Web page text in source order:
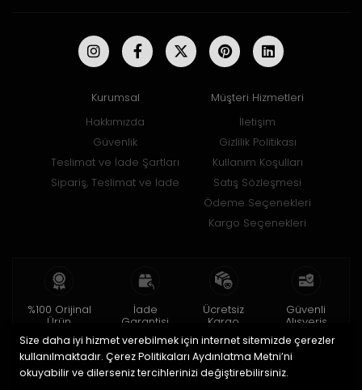
Kurumsal
Hakkımızda
Güvenlik
Teslimat ve İade Şartları
Sipariş, Teslimat ve İade
Müşteri Hizmetleri
İletişim
Gizlilik Politikası
Kullanım Koşulları
Satış Sözleşmesi
Ödeme Seçenekleri
Kargo Seçenekleri
%100 Orijinal
Ürün
2 yıl garanti
İade
Garantisi
15 gün içinde
iade
Ücretsiz
Kargo
150 TL ve üzeri
Güvenli
Alışveriş
256bit SSL ile
Size daha iyi hizmet verebilmek için internet sitemizde çerezler
kullanılmaktadır. Çerez Politikaları Aydınlatma Metni’ni
okuyabilir ve dilerseniz tercihlerinizi değiştirebilirsiniz.